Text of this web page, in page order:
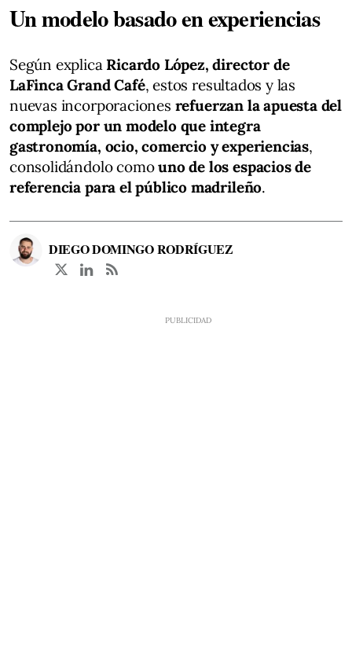
Un modelo basado en experiencias
Según explica Ricardo López, director de
LaFinca Grand Café, estos resultados y las
nuevas incorporaciones refuerzan la apuesta del
complejo por un modelo que integra
gastronomía, ocio, comercio y experiencias,
consolidándolo comouno de los espacios de
referencia para el público madrileño.
DIEGO DOMINGO RODRÍGUEZ